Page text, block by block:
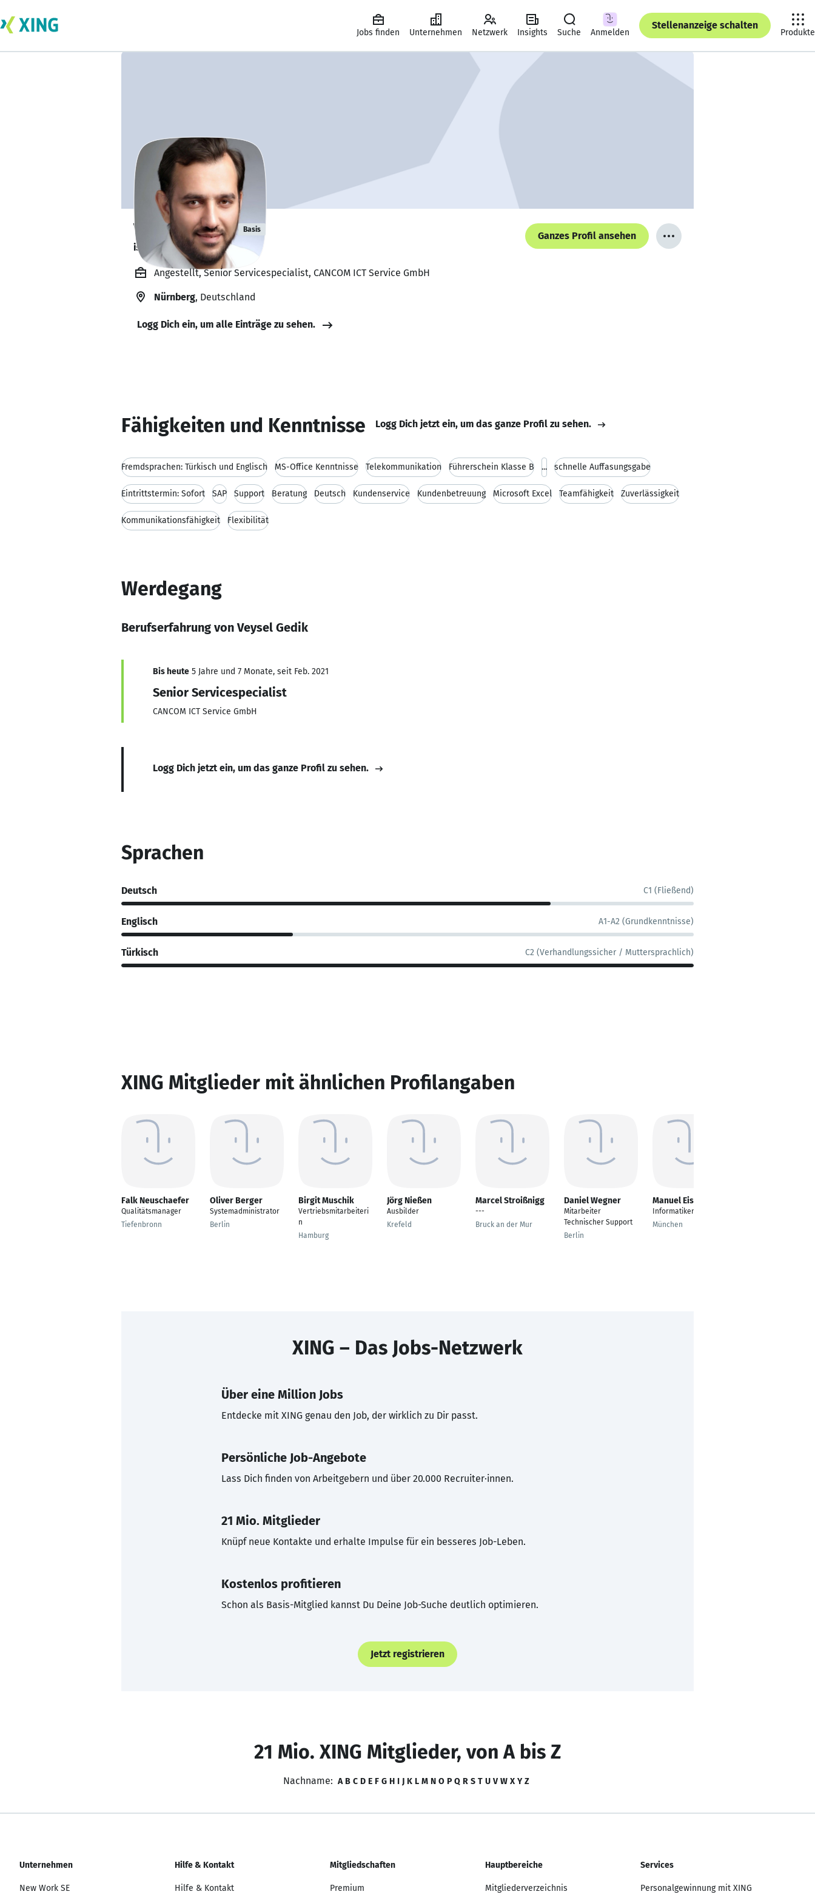
Jobs finden Unternehmen Netzwerk Insights Suche Anmelden
Stellenanzeige schalten
Produkte
Veysel Gedik Basis
ist offen für Projekte. 🔎
Ganzes Profil ansehen
Angestellt, Senior Servicespecialist, CANCOM ICT Service GmbH
Nürnberg, Deutschland
Logg Dich ein, um alle Einträge zu sehen.
Fähigkeiten und Kenntnisse Logg Dich jetzt ein, um das ganze Profil zu sehen.
Fremdsprachen: Türkisch und Englisch MS-Office Kenntnisse Telekommunikation Führerschein Klasse B ... schnelle Auffasungsgabe
Eintrittstermin: Sofort SAP Support Beratung Deutsch Kundenservice Kundenbetreuung Microsoft Excel Teamfähigkeit Zuverlässigkeit
Kommunikationsfähigkeit Flexibilität
Werdegang
Berufserfahrung von Veysel Gedik
Bis heute 5 Jahre und 7 Monate, seit Feb. 2021
Senior Servicespecialist
CANCOM ICT Service GmbH
Logg Dich jetzt ein, um das ganze Profil zu sehen.
Sprachen
Deutsch C1 (Fließend)
Englisch A1-A2 (Grundkenntnisse)
Türkisch C2 (Verhandlungssicher / Muttersprachlich)
XING Mitglieder mit ähnlichen Profilangaben
Falk Neuschaefer
Qualitätsmanager
Tiefenbronn
Oliver Berger
Systemadministrator
Berlin
Birgit Muschik
Vertriebsmitarbeiteri
n
Hamburg
Jörg Nießen
Ausbilder
Krefeld
Marcel Stroißnigg
---
Bruck an der Mur
Daniel Wegner
Mitarbeiter
Technischer Support
Berlin
Manuel Eisenreich
Informatiker
München
XING – Das Jobs-Netzwerk
Über eine Million Jobs
Entdecke mit XING genau den Job, der wirklich zu Dir passt.
Persönliche Job-Angebote
Lass Dich finden von Arbeitgebern und über 20.000 Recruiter·innen.
21 Mio. Mitglieder
Knüpf neue Kontakte und erhalte Impulse für ein besseres Job-Leben.
Kostenlos profitieren
Schon als Basis-Mitglied kannst Du Deine Job-Suche deutlich optimieren.
Jetzt registrieren
21 Mio. XING Mitglieder, von A bis Z
Nachname: A B C D E F G H I J K L M N O P Q R S T U V W X Y Z
Unternehmen
New Work SE
Hilfe & Kontakt
Hilfe & Kontakt
Mitgliedschaften
Premium
Hauptbereiche
Mitgliederverzeichnis
Services
Personalgewinnung mit XING